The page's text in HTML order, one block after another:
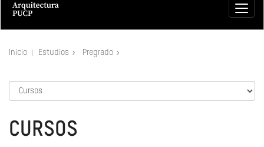
Inicio Estudios Pregrado
CURSOS